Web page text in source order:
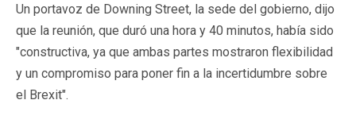
Un portavoz de Downing Street, la sede del gobierno, dijo
que la reunión, que duró una hora y 40 minutos, había sido
"constructiva, ya que ambas partes mostraron flexibilidad
y un compromiso para poner fin a la incertidumbre sobre
el Brexit".